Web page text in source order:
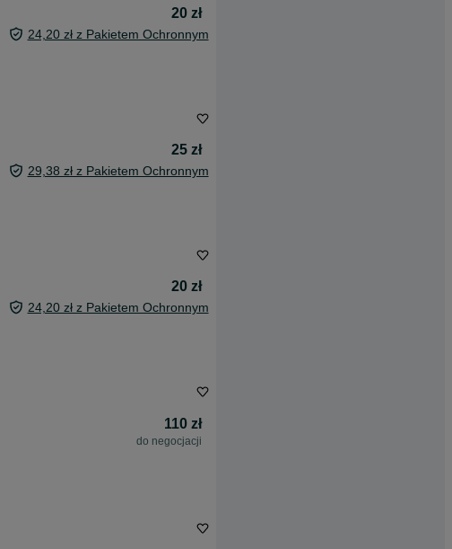
20 zł
24,20 zł z Pakietem Ochronnym
25 zł
29,38 zł z Pakietem Ochronnym
20 zł
24,20 zł z Pakietem Ochronnym
110 zł
do negocjacji